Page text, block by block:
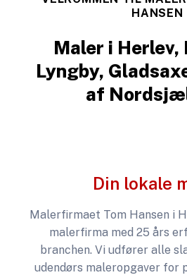
HANSEN
Maler i Herlev,
Lyngby,
af
Din lokale
Malerfirmaet Tom Hansen i
malerfirma med 25 års
branchen. Vi udfører alle
udendørs maleropgaver for